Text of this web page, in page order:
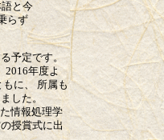
と今
らず
予定です。
2016年度よ
もに、 所属も
した。
情報処理学
授賞式に出